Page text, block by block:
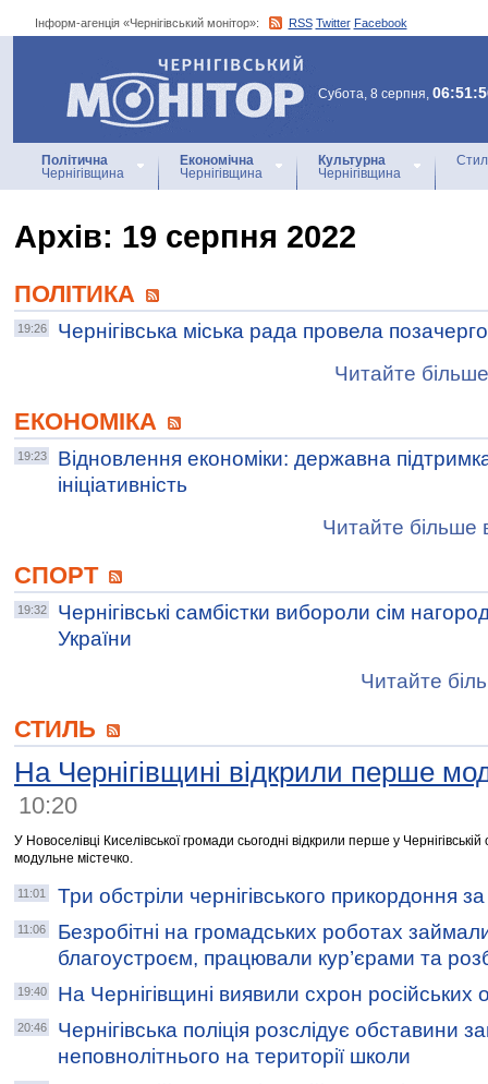
Інформ-агенція «Чернігівський монітор»: RSS Twitter Facebook
Інформ-агенція
«Чернігівський монітор»
Субота, 8 серпня,
Політична
Чернігівщина
Економічна
Чернігівщина
Культурна
Чернігівщина
Архiв: 19 серпня 2022
ПОЛІТИКА
19:26
Чернігівська міська рада провела
Читайте
ЕКОНОМІКА
19:23
Відновлення економіки: державна
ініціативність
Читайте більше
СПОРТ
19:32
Чернігівські самбістки вибороли сім
України
Читайте
СТИЛЬ
На Чернігівщині відкрили перше
10:20
У Новоселівці Киселівської громади сьогодні відкрили перше у Чернігівській
модульне містечко.
11:01 Три обстріли чернігівського прикордоння
11:06
Безробітні на громадських роботах
благоустроєм, працювали кур’єрами та
19:40 На Чернігівщині виявили схрон російських
20:46
Чернігівська поліція розслідує обставини
неповнолітнього на території школи